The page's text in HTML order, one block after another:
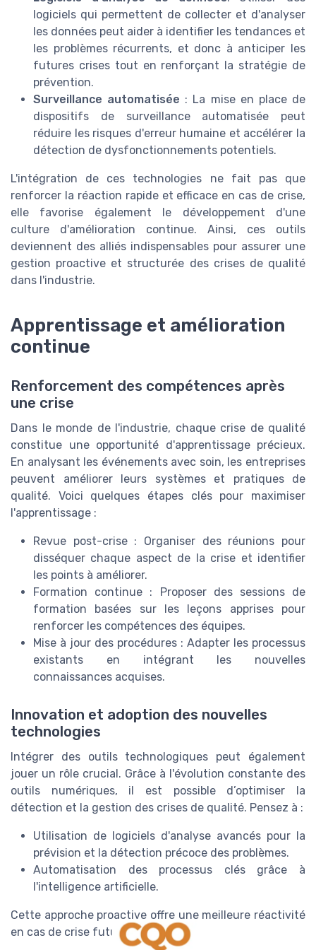
logiciels qui permettent de collecter et d'analyser
les données peut aider à identifier les tendances et
les problèmes récurrents, et donc à anticiper les
futures crises tout en renforçant la stratégie de
prévention.
Surveillance automatisée : La mise en place de
dispositifs de surveillance automatisée peut
réduire les risques d'erreur humaine et accélérer la
détection de dysfonctionnements potentiels.
L'intégration de ces technologies ne fait pas que
renforcer la réaction rapide et efficace en cas de crise,
elle favorise également le développement d'une
culture d'amélioration continue. Ainsi, ces outils
deviennent des alliés indispensables pour assurer une
gestion proactive et structurée des crises de qualité
dans l'industrie.
Apprentissage et amélioration
continue
Renforcement des compétences après
une crise
Dans le monde de l'industrie, chaque crise de qualité
constitue une opportunité d'apprentissage précieux.
En analysant les événements avec soin, les entreprises
peuvent améliorer leurs systèmes et pratiques de
qualité. Voici quelques étapes clés pour maximiser
l'apprentissage :
Revue post-crise : Organiser des réunions pour
disséquer chaque aspect de la crise et identifier
les points à améliorer.
Formation continue : Proposer des sessions de
formation basées sur les leçons apprises pour
renforcer les compétences des équipes.
Mise à jour des procédures : Adapter les processus
existants en intégrant les nouvelles
connaissances acquises.
Innovation et adoption des nouvelles
technologies
Intégrer des outils technologiques peut également
jouer un rôle crucial. Grâce à l'évolution constante des
outils numériques, il est possible d’optimiser la
détection et la gestion des crises de qualité. Pensez à :
Utilisation de logiciels d'analyse avancés pour la
prévision et la détection précoce des problèmes.
Automatisation des processus clés grâce à
l'intelligence artificielle.
Cette approche proactive offre une meilleure réactivité
en cas de crise future.